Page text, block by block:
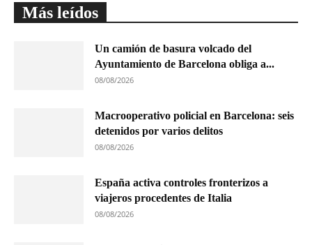
Más leídos
Un camión de basura volcado del
Ayuntamiento de Barcelona obliga a...
08/08/2026
Macrooperativo policial en Barcelona: seis
detenidos por varios delitos
08/08/2026
España activa controles fronterizos a
viajeros procedentes de Italia
08/08/2026